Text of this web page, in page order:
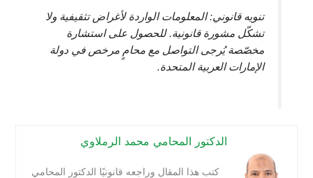
تنويه قانوني: المعلومات الواردة لأغراض تثقيفية ولا
تشكّل مشورة قانونية. للحصول على استشارة
مخصّصة يُرجى التواصل مع محامٍ مرخص في دولة
الإمارات العربية المتحدة.
الدكتور المحامي محمد الرملاوي
كتب هذا المقال وراجعه قانونيًا الدكتور المحامي